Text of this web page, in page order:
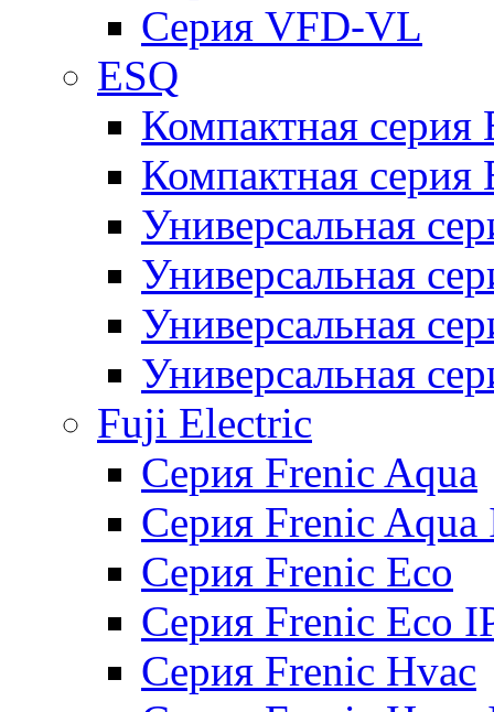
Серия VFD-VL
ESQ
Компактная серия
Компактная
Универсальная
Универсальная
Универсальная
Универсальная
Fuji Electric
Серия Frenic Aqua
Серия Frenic Aqua
Серия Frenic Eco
Серия Frenic Eco
Серия Frenic Hvac